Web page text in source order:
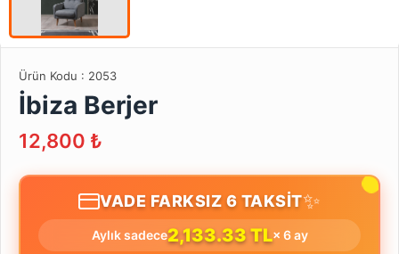
Ürün Kodu : 2053
İbiza Berjer
12,800 ₺
VADE FARKSIZ 6 TAKSİT✨
Aylık sadece2,133.33 TL× 6 ay